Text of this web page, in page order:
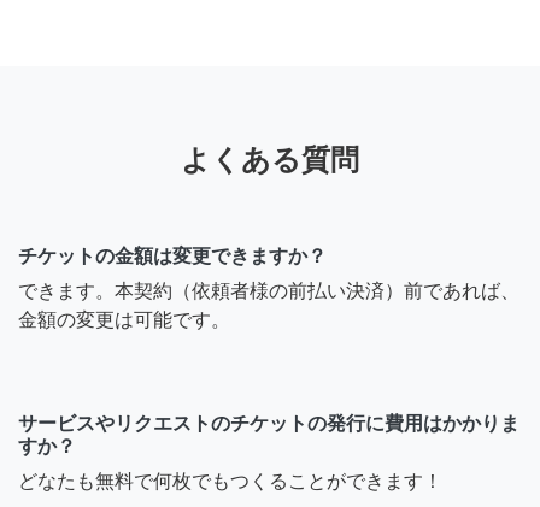
よくある質問
チケットの金額は変更できますか？
できます。本契約（依頼者様の前払い決済）前であれば、
金額の変更は可能です。
サービスやリクエストのチケットの発行に費用はかかりま
すか？
どなたも無料で何枚でもつくることができます！